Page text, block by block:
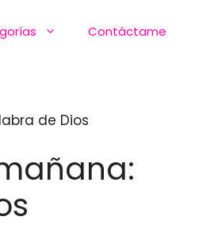
Contáctame
de Dios